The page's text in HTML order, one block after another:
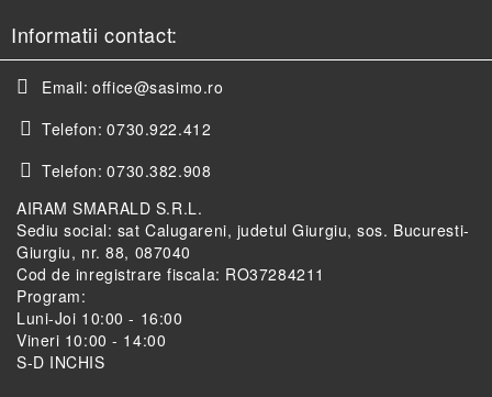
Informatii contact:
Email: office@sasimo.ro
Telefon: 0730.922.412
Telefon: 0730.382.908
AIRAM SMARALD S.R.L.
Sediu social: sat Calugareni, judetul Giurgiu, sos. Bucuresti-
Giurgiu, nr. 88, 087040
Cod de inregistrare fiscala: RO37284211
Program:
Luni-Joi 10:00 - 16:00
Vineri 10:00 - 14:00
S-D INCHIS